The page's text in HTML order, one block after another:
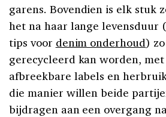
garens. Bovendien is elk stuk
het na haar lange levensduur
tips voor denim onderhoud)
gerecycleerd kan worden,
afbreekbare labels en
die manier willen beide
bijdragen aan een overgang